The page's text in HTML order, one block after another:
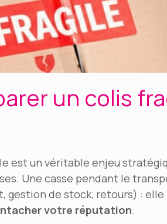
un colis
est un véritable enjeu
Une casse pendant le
gestion de stock, retours) : elle
votre réputation.